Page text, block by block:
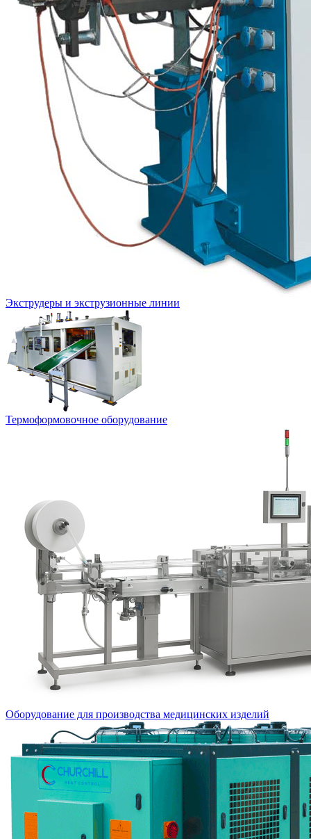
Экструдеры и экструзионные линии
Термоформовочное оборудование
Оборудование для производства медицинских изделий